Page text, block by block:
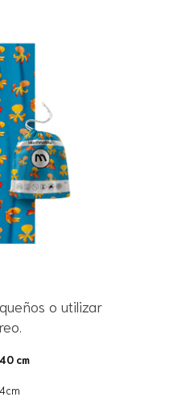
o utilizar
cm